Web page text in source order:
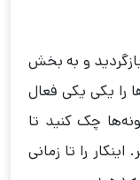
و به بخش
را یکی یکی فعال
چک کنید تا
را تا زمانی